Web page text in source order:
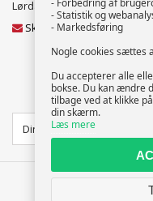
Lørdag og Søndag 10:00 til
Skriv til vores kundeservice
- Forbedring af
- Statistik og
- Markedsføring
Nogle cookies sættes
Du accepterer alle
bokse. Du kan ændre
tilbage ved at klikke
din skærm.
Læs mere